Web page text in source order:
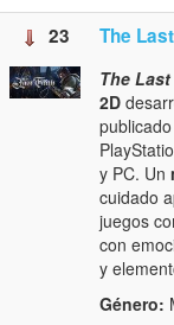
23 The
The
2D
y PC. Un
cuidado
juegos
con
y
Género: